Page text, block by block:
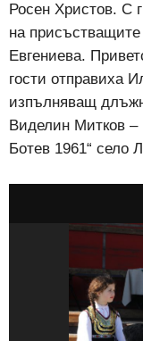
Росен Христов. С
на
Евгениева.
гости отправиха
изпълняващ
Виделин Митков –
Ботев 1961“ село